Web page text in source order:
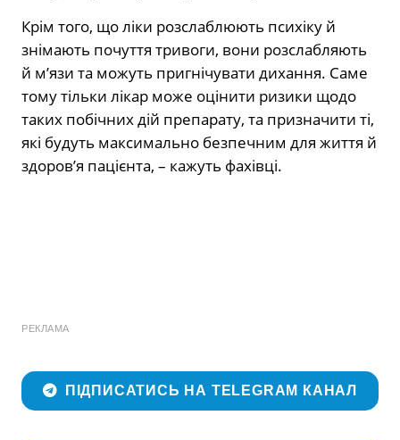
Крім того, що ліки розслаблюють психіку й
знімають почуття тривоги, вони розслабляють
й м’язи та можуть пригнічувати дихання. Саме
тому тільки лікар може оцінити ризики щодо
таких побічних дій препарату, та призначити ті,
які будуть максимально безпечним для життя й
здоров’я пацієнта, – кажуть фахівці.
РЕКЛАМА
ПІДПИСАТИСЬ НА TELEGRAM КАНАЛ